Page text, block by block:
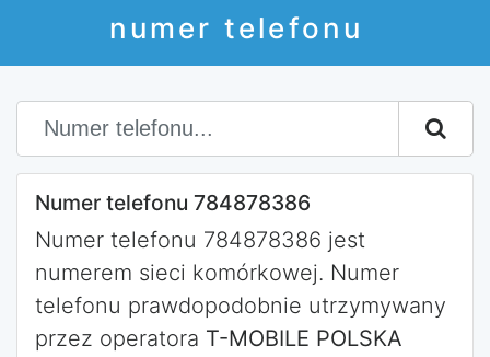
numer telefonu
Numer telefonu 784878386
Numer telefonu 784878386 jest
numerem sieci komórkowej. Numer
telefonu prawdopodobnie utrzymywany
przez operatora T-MOBILE POLSKA